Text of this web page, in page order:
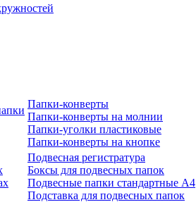
Папки-конверты
Папки-конверты на молнии
Папки-уголки пластиковые
Папки-конверты на кнопке
Подвесная регистратура
Боксы для подвесных папок
Подвесные папки стандартные А4
Подставка для подвесных папок